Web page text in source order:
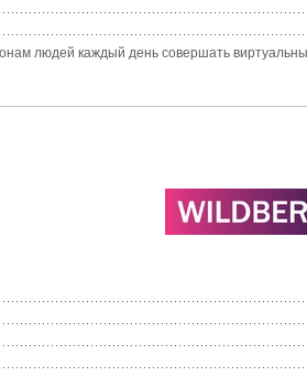
людей каждый день совершать